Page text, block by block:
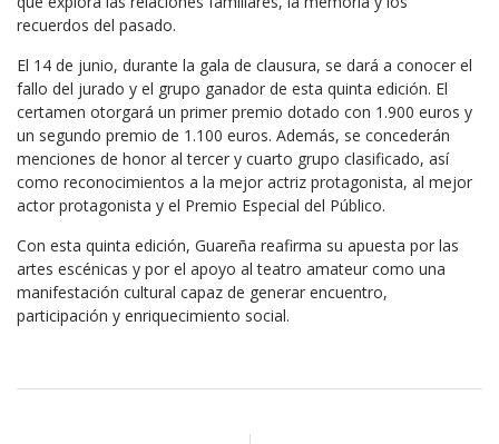
recuerdos del pasado.
El 14 de junio, durante la gala de clausura, se dará a conocer el
fallo del jurado y el grupo ganador de esta quinta edición. El
certamen otorgará un primer premio dotado con 1.900 euros y
un segundo premio de 1.100 euros. Además, se concederán
menciones de honor al tercer y cuarto grupo clasificado, así
como reconocimientos a la mejor actriz protagonista, al mejor
actor protagonista y el Premio Especial del Público.
Con esta quinta edición, Guareña reafirma su apuesta por las
artes escénicas y por el apoyo al teatro amateur como una
manifestación cultural capaz de generar encuentro,
participación y enriquecimiento social.